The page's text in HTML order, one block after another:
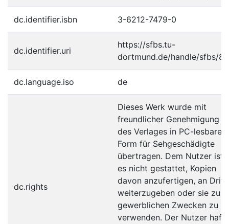
dc.identifier.isbn 3-6212-7479-0
dc.identifier.uri
https://sfbs.tu-
dortmund.de/handle/sfbs/
dc.language.iso de
dc.rights
Dieses Werk wurde mit
freundlicher Genehmigung
des Verlages in PC-lesbare
Form für Sehgeschädigte
übertragen. Dem Nutzer ist
es nicht gestattet, Kopien
davon anzufertigen, an
weiterzugeben oder sie zu
gewerblichen Zwecken zu
verwenden. Der Nutzer